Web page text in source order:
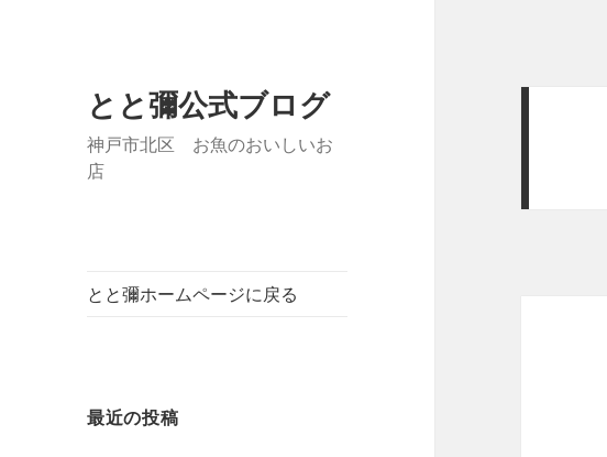
とと彌公式ブログ
神戸市北区 お魚のおいしいお
店
とと彌ホームページに戻る
最近の投稿